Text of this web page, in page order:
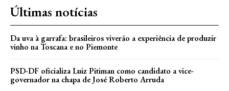
Últimas notícias
Da uva à garrafa: brasileiros viverão a experiência de produzir
vinho na Toscana e no Piemonte
PSD-DF oficializa Luiz Pitiman como candidato a vice-
governador na chapa de José Roberto Arruda